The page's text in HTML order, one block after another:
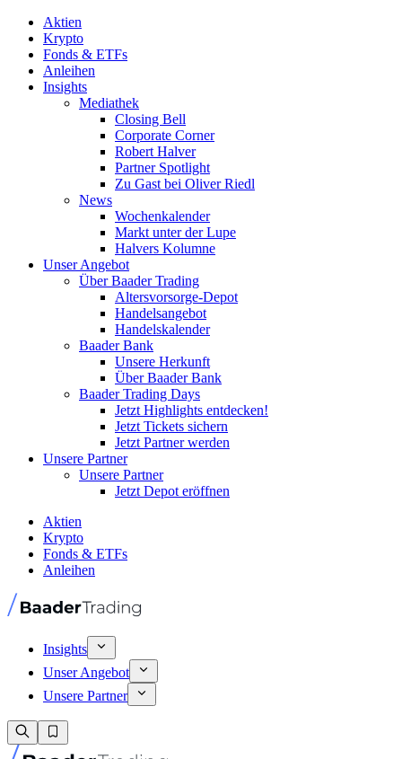
Aktien
Krypto
Fonds & ETFs
Anleihen
Insights
Mediathek
Closing Bell
Corporate Corner
Robert Halver
Partner Spotlight
Zu Gast bei Oliver Riedl
News
Wochenkalender
Markt unter der Lupe
Halvers Kolumne
Unser Angebot
Über Baader Trading
Altersvorsorge-Depot
Handelsangebot
Handelskalender
Baader Bank
Unsere Herkunft
Über Baader Bank
Baader Trading Days
Jetzt Highlights entdecken!
Jetzt Tickets sichern
Jetzt Partner werden
Unsere Partner
Unsere Partner
Jetzt Depot eröffnen
Aktien
Krypto
Fonds & ETFs
Anleihen
Insights
Unser Angebot
Unsere Partner